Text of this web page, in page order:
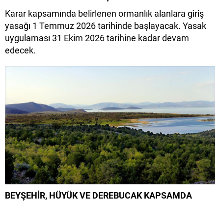
Karar kapsamında belirlenen ormanlık alanlara giriş
yasağı 1 Temmuz 2026 tarihinde başlayacak. Yasak
uygulaması 31 Ekim 2026 tarihine kadar devam
edecek.
BEYŞEHİR, HÜYÜK VE DEREBUCAK KAPSAMDA